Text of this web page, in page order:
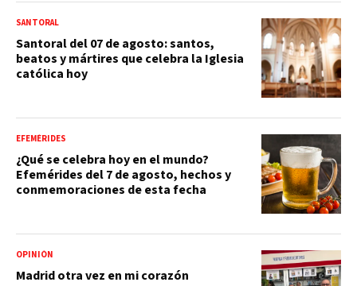
SANTORAL
Santoral del 07 de agosto: santos,
beatos y mártires que celebra la Iglesia
católica hoy
EFEMÉRIDES
¿Qué se celebra hoy en el mundo?
Efemérides del 7 de agosto, hechos y
conmemoraciones de esta fecha
OPINIÓN
Madrid otra vez en mi corazón